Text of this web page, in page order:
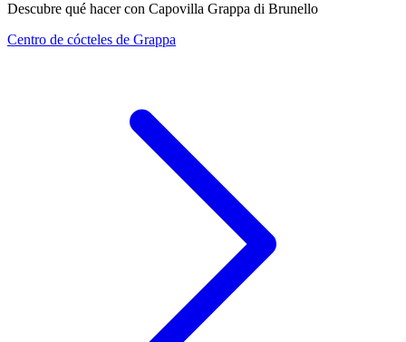
Descubre qué hacer con Capovilla Grappa di Brunello
Centro de cócteles de Grappa